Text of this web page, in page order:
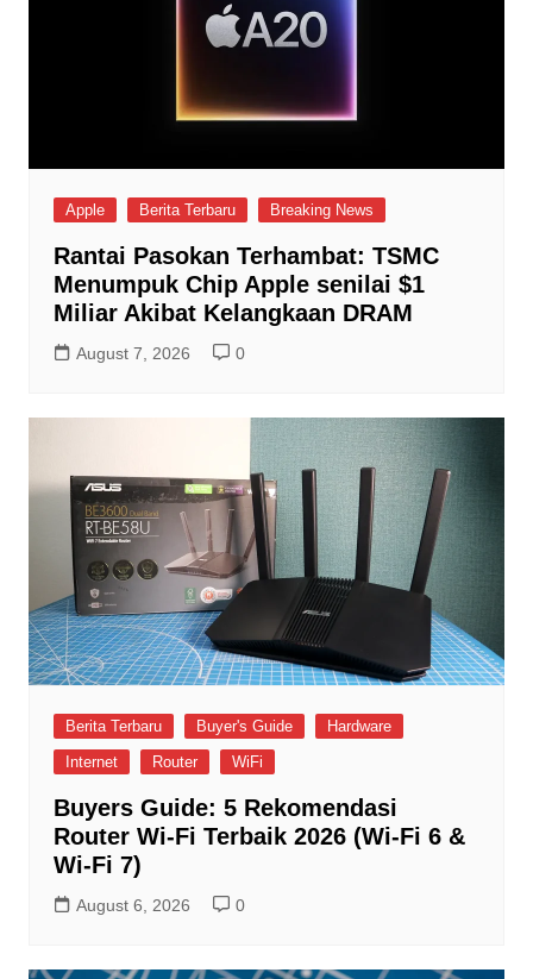
Apple Berita Terbaru Breaking News
Rantai Pasokan Terhambat: TSMC
Menumpuk Chip Apple senilai $1
Miliar Akibat Kelangkaan DRAM
August 7, 2026 0
Berita Terbaru Buyer's Guide
Hardware
Internet
Router WiFi
Buyers Guide: 5 Rekomendasi
Router Wi-Fi Terbaik 2026 (Wi-Fi 6 &
Wi-Fi 7)
August 6, 2026 0